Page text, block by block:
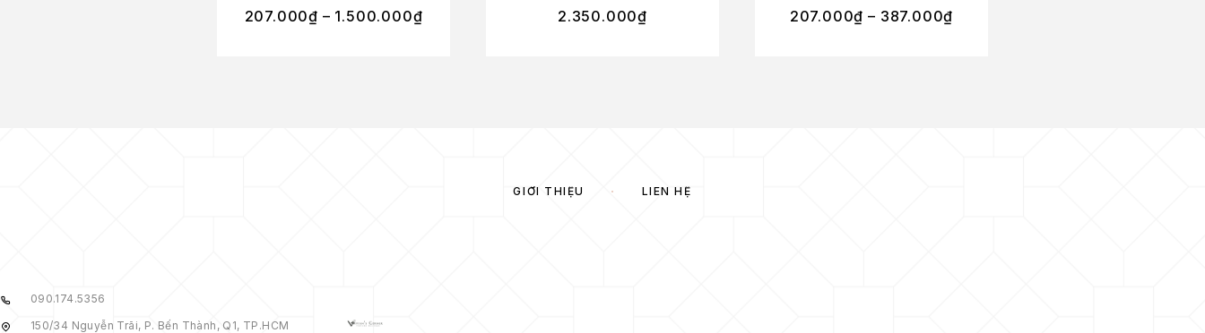
207.000₫ – 1.500.000₫
2.350.000₫ 207.000₫ – 387.000₫
GIỚI THIỆU LIÊN HỆ
090.174.5356
150/34 Nguyễn Trãi, P. Bến Thành, Q1, TP.HCM